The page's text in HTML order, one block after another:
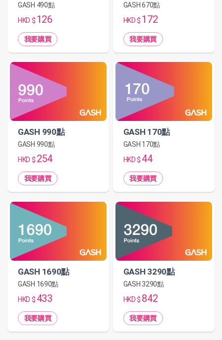
GASH 490點
HKD $ 126
我要購買
GASH 670點
HKD $ 172
我要購買
GASH 990點
GASH 990點
HKD $ 254
我要購買
GASH 170點
GASH 170點
HKD $ 44
我要購買
GASH 1690點
GASH 1690點
HKD $ 433
我要購買
GASH 3290點
GASH 3290點
HKD $ 842
我要購買